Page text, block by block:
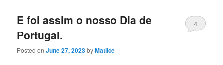
E foi assim o nosso Dia de
Portugal.
Posted onJune 27, 2023byMatilde
4